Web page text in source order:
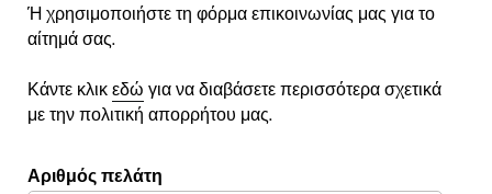
Ή χρησιμοποιήστε τη φόρμα επικοινωνίας μας για το
αίτημά σας.
Κάντε κλικεδώγια να διαβάσετε περισσότερα σχετικά
με την πολιτική απορρήτου μας.
Αριθμός πελάτη